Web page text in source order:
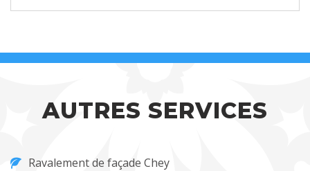
AUTRES SERVICES
Ravalement de façade Chey